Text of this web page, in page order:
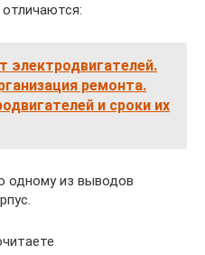
электродвигателей.
ремонта.
и сроки их
одному из выводов